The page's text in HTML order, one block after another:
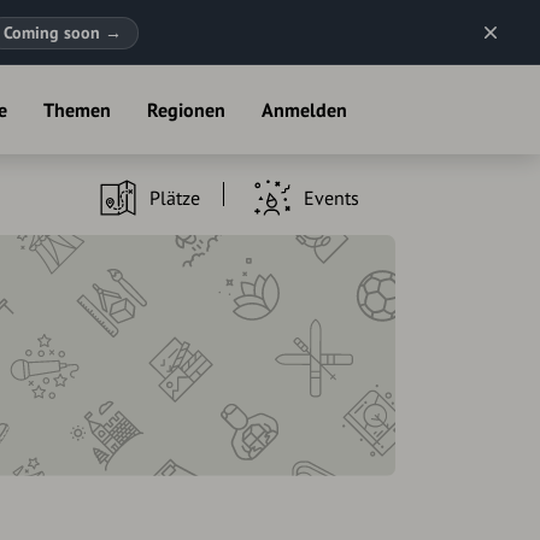
Coming soon →
Themen Regionen Anmelden
Plätze Events